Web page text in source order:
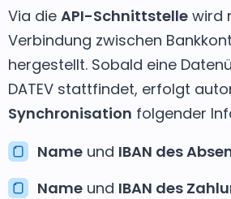
Via die API-Schnittstelle wird
Verbindung zwischen
hergestellt. Sobald eine
DATEV stattfindet, erfolgt
Synchronisation folgender
Name und IBAN des
Name und IBAN des